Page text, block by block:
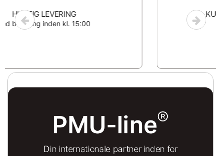
KUNDESERVICE & SUPPORT
Ring til os på
PMU-line®
Din internationale partner inden for